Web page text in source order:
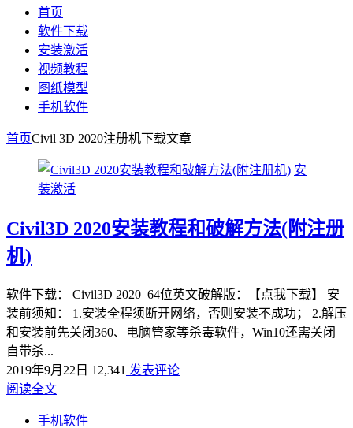
首页
软件下载
安装激活
视频教程
图纸模型
手机软件
首页Civil 3D 2020注册机下载文章
安
装激活
Civil3D 2020安装教程和破解方法(附注册
机)
软件下载： Civil3D 2020_64位英文破解版：【点我下载】 安
装前须知： 1.安装全程须断开网络，否则安装不成功； 2.解压
和安装前先关闭360、电脑管家等杀毒软件，Win10还需关闭
自带杀...
2019年9月22日 12,341 发表评论
阅读全文
手机软件